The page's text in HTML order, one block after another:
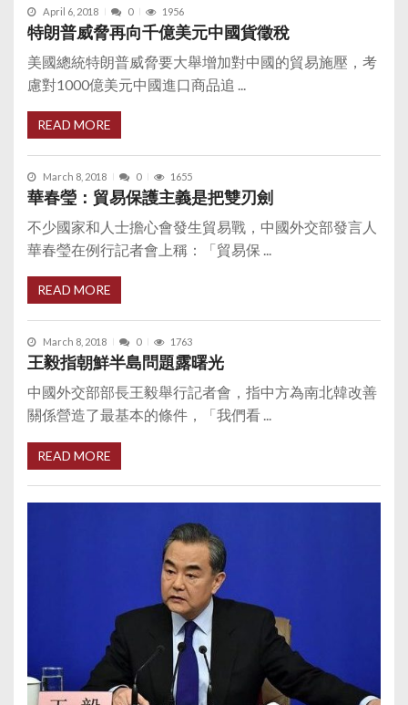
April 6, 2018 0 1956
特朗普威脅再向千億美元中國貨徵稅
美國總統特朗普威脅要大舉增加對中國的貿易施壓，考
慮對1000億美元中國進口商品追 ...
READ MORE
March 8, 2018 0 1655
華春瑩：貿易保護主義是把雙刃劍
不少國家和人士擔心會發生貿易戰，中國外交部發言人
華春瑩在例行記者會上稱：「貿易保 ...
READ MORE
March 8, 2018 0 1763
王毅指朝鮮半島問題露曙光
中國外交部部長王毅舉行記者會，指中方為南北韓改善
關係營造了最基本的條件，「我們看 ...
READ MORE